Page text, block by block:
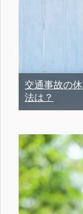
交通事故の
法は？